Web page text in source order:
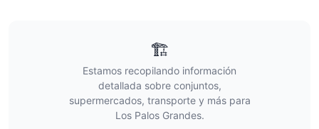
🏗️
Estamos recopilando información
detallada sobre conjuntos,
supermercados, transporte y más para
Los Palos Grandes.